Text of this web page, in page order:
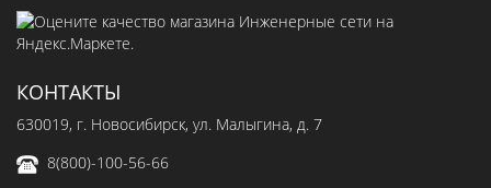
КОНТАКТЫ
630019, г. Новосибирск, ул. Малыгина, д. 7
8(800)-100-56-66